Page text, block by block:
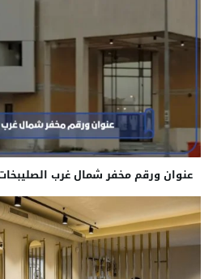
عنوان ورقم مخفر شمال غرب الصليبخات​